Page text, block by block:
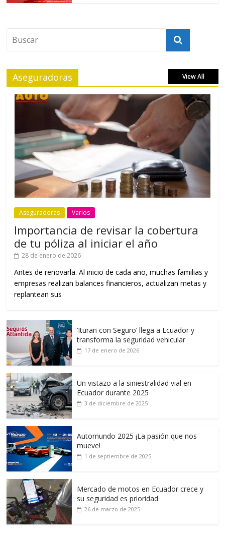
Aseguradoras View All
Aseguradoras Varios
Importancia de revisar la cobertura
de tu póliza al iniciar el año
28 de enero de 2026
Antes de renovarla. Al inicio de cada año, muchas familias y
empresas realizan balances financieros, actualizan metas y
replantean sus
‘Ituran con Seguro’ llega a Ecuador y
transforma la seguridad vehicular
17 de enero de 2026
Un vistazo a la siniestralidad vial en
Ecuador durante 2025
3 de diciembre de 2025
Automundo 2025 ¡La pasión que nos
mueve!
1 de septiembre de 2025
Mercado de motos en Ecuador crece y
su seguridad es prioridad
26 de marzo de 2025